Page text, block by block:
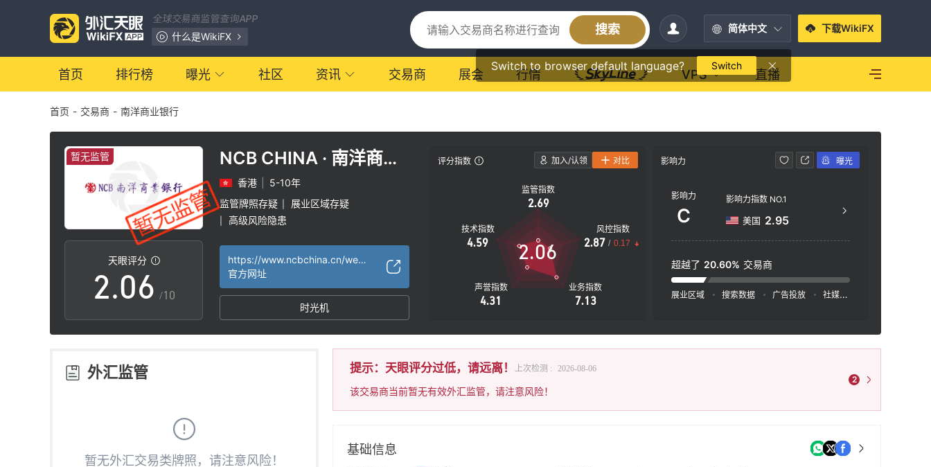
全球交易商监管查询APP
什么是WikiFX
搜索 简体中文
Switch to browser default language? Switch
下载WikiFX
首页 排行榜 曝光 社区 资讯 交易商 展会 行情 VPS 直播
首页 - 交易商 - 南洋商业银行
暂无监管
天眼评分
0
1
2
3
4
6
.0
1
2
4
0
1
2
4
5
6
7
8
/10
NCB CHINA · 南洋商业
银行
香港
5-10年
监管牌照存疑
展业区域存疑
高级风险隐患
https://www.ncbchina.cn/website/ncb-zh/view/main/main.html
官方网址
时光机
评分指数
监管指数
2.69
技术指数
4.59
声誉指数
4.31
业务指数
7.13
风控指数
2.87 / 0.17
2.06
影响力
影响力
C
影响力指数 NO.1
美国 2.95
超越了 20.60% 交易商
展业区域 搜索数据 广告投放 社媒指数
加入/认领 对比 曝光
外汇监管
暂无外汇交易类牌照，请注意风险！
提示：天眼评分过低，请远离！ 上次检测 : 2026-08-06
该交易商当前暂无有效外汇监管，请注意风险！
2
基础信息